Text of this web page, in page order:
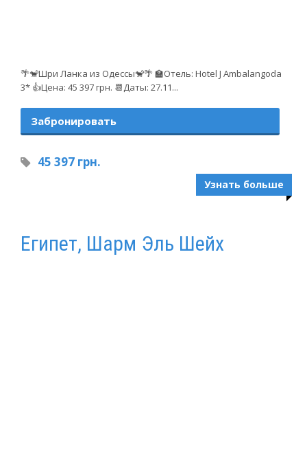
🌴🐒Шри Ланка из Одессы🐒🌴 🏫Отель: Hotel J Ambalangoda
3* 👍Цена: 45 397 грн. 📆Даты: 27.11...
Забронировать
45 397 грн.
Узнать больше
Египет, Шарм Эль Шейх